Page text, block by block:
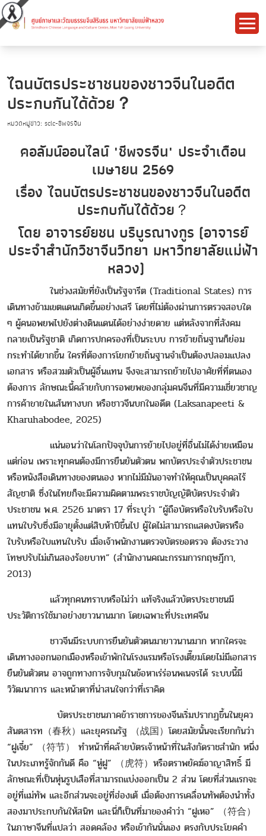
ไฉนบัตรประชาชนของชาวจีนในอดีต
ประกบกันได้ด้วย？
หมวดหมู่ข่าว: sclc-ชีพจรจีน
คอลัมน์ออนไลน์ "ชีพจรจีน" ประจำเดือน
เมษายน 2569
เรื่อง ไฉนบัตรประชาชนของชาวจีนในอดีต
ประกบกันได้ด้วย？
โดย อาจารย์ยชน บริบูรณางกูร (อาจารย์
ประจำสำนักวิชาจีนวิทยา มหาวิทยาลัยแม่ฟ้า
หลวง)
ในช่วงสมัยที่ยังเป็นรัฐจารีต (Traditional States) การ
เดินทางข้ามเขตแดนเกิดขึ้นอย่างเสรี โดยที่ไม่ต้องผ่านการตรวจสอบใด
ๆ ผู้คนอพยพไปยังต่างดินแดนได้อย่างง่ายดาย แต่หลังจากที่สังคม
กลายเป็นรัฐชาติ เกิดการปกครองที่เป็นระบบ การย้ายถิ่นฐานก็ย่อม
กระทำได้ยากขึ้น ใครที่ต้องการโยกย้ายถิ่นฐานจำเป็นต้องปลอมแปลง
เอกสาร หรือสวมตัวเป็นผู้อื่นแทน จึงจะสามารถย้ายไปอาศัยที่ที่ตนเอง
ต้องการ ลักษณะนี้คล้ายกับการอพยพของกลุ่มคนจีนที่มีความเชี่ยวชาญ
การค้าขายในเส้นทางบก หรือชาวจีนบกในอดีต (Laksanapeeti &
Kharuhabodee, 2025)
แน่นอนว่าในโลกปัจจุบันการย้ายไปอยู่ที่อื่นไม่ได้ง่ายเหมือน
แต่ก่อน เพราะทุกคนต้องมีการยืนยันตัวตน พกบัตรประจำตัวประชาชน
หรือหนังสือเดินทางของตนเอง หากไม่มีมันอาจทำให้คุณเป็นบุคคลไร้
สัญชาติ ซึ่งในไทยก็จะมีความผิดตามพระราชบัญญัติบัตรประจำตัว
ประชาชน พ.ศ. 2526 มาตรา 17 ที่ระบุว่า “ผู้ถือบัตรหรือใบรับหรือใบ
แทนใบรับซึ่งมีอายุตั้งแต่สิบห้าปีขึ้นไป ผู้ใดไม่สามารถแสดงบัตรหรือ
ใบรับหรือใบแทนใบรับ เมื่อเจ้าพนักงานตรวจบัตรขอตรวจ ต้องระวาง
โทษปรับไม่เกินสองร้อยบาท” (สำนักงานคณะกรรมการกฤษฎีกา,
2013)
แล้วทุกคนทราบหรือไม่ว่า แท้จริงแล้วบัตรประชาชนมี
ประวัติการใช้มาอย่างยาวนานมาก โดยเฉพาะที่ประเทศจีน
ชาวจีนมีระบบการยืนยันตัวตนมายาวนานมาก หากใครจะ
เดินทางออกนอกเมืองหรือเข้าพักในโรงแรมหรือโรงเตี๊ยมโดยไม่มีเอกสาร
ยืนยันตัวตน อาจถูกทางการจับกุมในข้อหาเร่ร่อนพเนจรได้ ระบบนี้มี
วิวัฒนาการ และหน้าตาที่น่าสนใจกว่าที่เราคิด
บัตรประชาชนภาคข้าราชการของจีนเริ่มปรากฏขึ้นในยุคว
สันตสารท（春秋）และยุครณรัฐ （战国）โดยสมัยนั้นจะเรียกกันว่า
“ฝูเจี๋ย” （符节） ทำหน้าที่คล้ายบัตรเจ้าหน้าที่ในสังกัดราชสำนัก หนึ่ง
ในประเภทรู้จักกันดี คือ “หู่ฝู” （虎符）หรือตราพยัคฆ์อาญาสิทธิ์ มี
ลักษณะที่เป็นหุ่นรูปเสือที่สามารถแบ่งออกเป็น 2 ส่วน โดยที่ส่วนแรกจะ
อยู่ที่แม่ทัพ และอีกส่วนจะอยู่ที่ฮ่องเต้ เมื่อต้องการเคลื่อนทัพต้องนำทั้ง
สองมาประกบกันให้สนิท และนี่ก็เป็นที่มาของคำว่า “ฝูเหอ” （符合）
ในภาษาจีนที่แปลว่า สอดคล้อง หรือเข้ากันนั่นเอง ตรงกับประโยคคำ